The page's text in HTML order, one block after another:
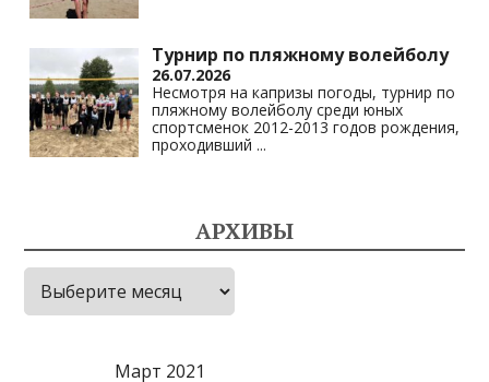
Турнир по пляжному волейболу
26.07.2026
Несмотря на капризы погоды, турнир по
пляжному волейболу среди юных
спортсменок 2012-2013 годов рождения,
проходивший ...
АРХИВЫ
Архивы
Март 2021